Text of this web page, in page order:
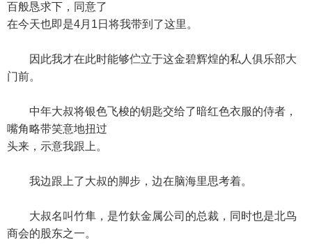
百般恳求下，同意了
在今天也即是4月1日将我带到了这里。
因此我才在此时能够伫立于这金碧辉煌的私人俱乐部大
门前。
中年大叔将银色飞梭的钥匙交给了暗红色衣服的侍者，
嘴角略带笑意地扭过
头来，示意我跟上。
我边跟上了大叔的脚步，边在脑海里思考着。
大叔名叫竹隼，是竹釱金属公司的总裁，同时也是北鸟
商会的股东之一。